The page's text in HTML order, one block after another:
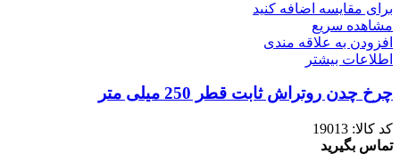
برای مقایسه اضافه کنید
مشاهده سریع
افزودن به علاقه مندی
اطلاعات بیشتر
چرخ چدن روتراش ثابت قطر 250 میلی متر
کد کالا: 19013
تماس بگیرید